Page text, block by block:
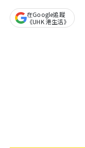
在Google追蹤
《UHK 港生活》